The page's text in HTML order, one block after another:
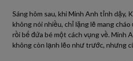
Sáng hôm sau, khi Minh Anh tỉnh dậy,
không nói nhiều, chỉ lặng lẽ mang
rồi bế đứa bé một cách vụng về. Minh
không còn lạnh lẽo như trước, nhưng